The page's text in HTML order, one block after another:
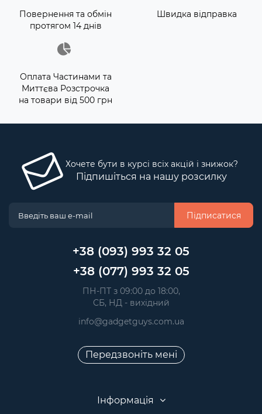
Повернення та обмін
протягом 14 днів
Швидка відправка
Оплата Частинами та
Миттєва Розстрочка
на товари від 500 грн
Хочете бути в курсі всіх акцій і знижок?
Підпишіться на нашу розсилку
Підписатися
+38 (093) 993 32 05
+38 (077) 993 32 05
ПН-ПТ з 09:00 до 18:00,
СБ, НД - вихідний
info@gadgetguys.com.ua
Передзвоніть мені
Інформація